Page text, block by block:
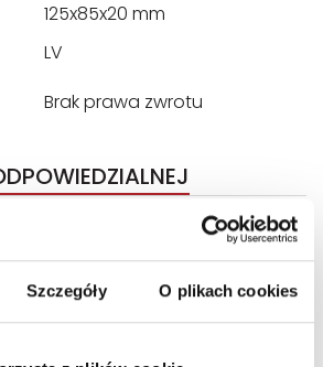
Szczegóły O plikach cookies
125x85x20 mm
LV
Brak prawa zwrotu
"GRANNA" SPÓŁKA Z
OGRANICZONĄ
ODPOWIEDZIALNOŚCIĄ
ul. Edwarda Jelinka 48
01-646